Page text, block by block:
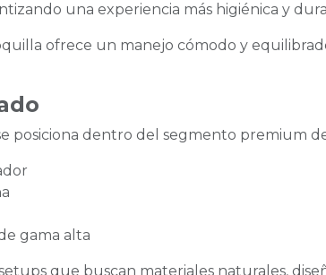
una experiencia más higiénica y
ofrece un manejo cómodo y
posiciona dentro del segmento premium
gama alta
que buscan materiales naturales,